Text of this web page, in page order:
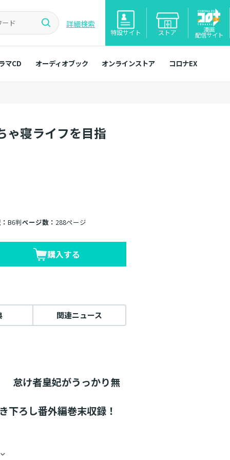
詳細検索
特設サイト ストア 漫画
配信サイト
マCD オーディオブック オンラインストア コロナEX
ゃ寝ライフを目指
B6判ページ数：288ページ
購入する
関連ニュース
怠け者皇妃がうっかり無
下ろし番外編巻末収録！